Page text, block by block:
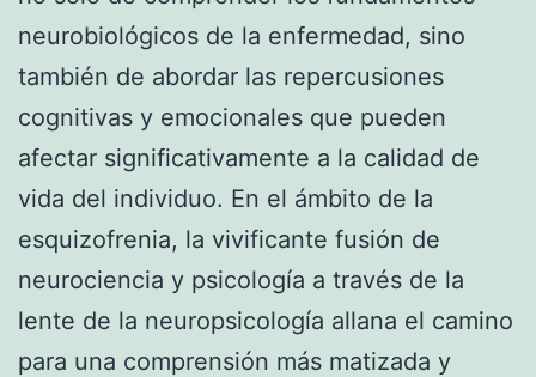
neurobiológicos de la enfermedad, sino
también de abordar las repercusiones
cognitivas y emocionales que pueden
afectar significativamente a la calidad de
vida del individuo. En el ámbito de la
esquizofrenia, la vivificante fusión de
neurociencia y psicología a través de la
lente de la neuropsicología allana el camino
para una comprensión más matizada y